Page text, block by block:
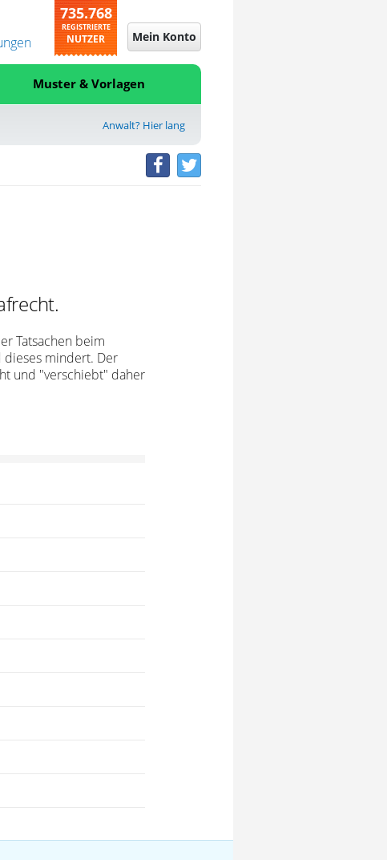
735.768
REGISTRIERTE
NUTZER Mein Konto
Muster & Vorlagen
Anwalt? Hier lang
Tatsachen beim
dieses mindert. Der
und "verschiebt" daher